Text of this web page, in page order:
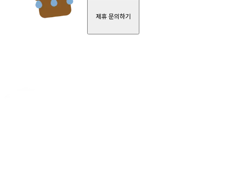
제휴 문의하기